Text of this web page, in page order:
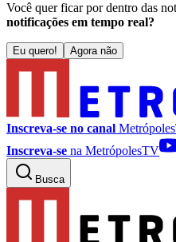
Você quer ficar por dentro das
notificações em tempo real?
Eu quero! Agora não
Inscreva-se no canal
Inscreva-se na MetrópolesTV
Busca